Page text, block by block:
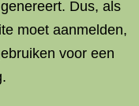
Dus, als
moet aanmelden,
voor een